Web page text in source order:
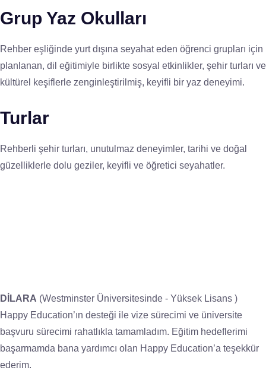
Grup Yaz Okulları
Rehber eşliğinde yurt dışına seyahat eden öğrenci grupları için
planlanan, dil eğitimiyle birlikte sosyal etkinlikler, şehir turları ve
kültürel keşiflerle zenginleştirilmiş, keyifli bir yaz deneyimi.
Turlar
Rehberli şehir turları, unutulmaz deneyimler, tarihi ve doğal
güzelliklerle dolu geziler, keyifli ve öğretici seyahatler.
DİLARA (Westminster Üniversitesinde - Yüksek Lisans )
Happy Education’ın desteği ile vize sürecimi ve üniversite
başvuru sürecimi rahatlıkla tamamladım. Eğitim hedeflerimi
başarmamda bana yardımcı olan Happy Education’a teşekkür
ederim.